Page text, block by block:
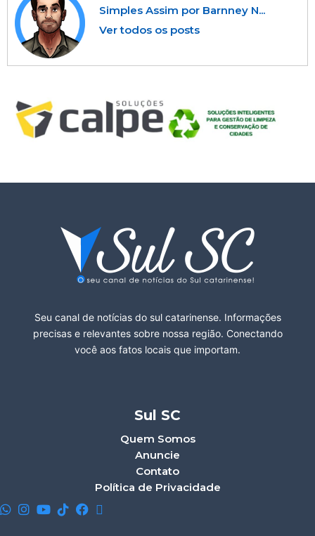
Simples Assim por Barnney N...
Ver todos os posts
Seu canal de notícias do sul catarinense. Informações
precisas e relevantes sobre nossa região. Conectando
você aos fatos locais que importam.
Sul SC
Quem Somos
Anuncie
Contato
Política de Privacidade